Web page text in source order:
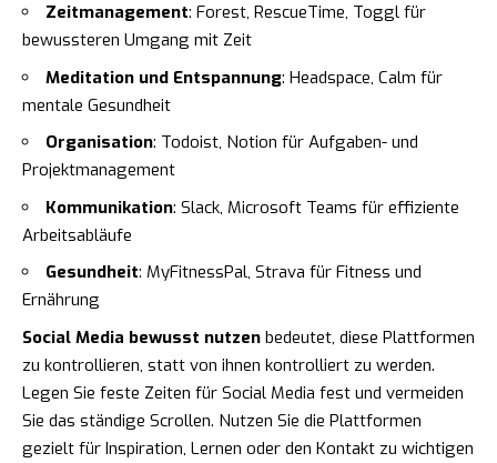
Zeitmanagement: Forest, RescueTime, Toggl für
bewussteren Umgang mit Zeit
Meditation und Entspannung: Headspace, Calm für
mentale Gesundheit
Organisation: Todoist, Notion für Aufgaben- und
Projektmanagement
Kommunikation: Slack, Microsoft Teams für effiziente
Arbeitsabläufe
Gesundheit: MyFitnessPal, Strava für Fitness und
Ernährung
Social Media bewusst nutzen bedeutet, diese Plattformen
zu kontrollieren, statt von ihnen kontrolliert zu werden.
Legen Sie feste Zeiten für Social Media fest und vermeiden
Sie das ständige Scrollen. Nutzen Sie die Plattformen
gezielt für Inspiration, Lernen oder den Kontakt zu wichtigen